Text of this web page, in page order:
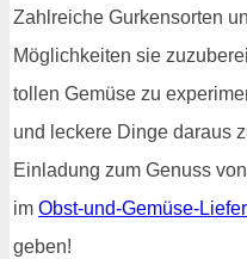
Zahlreiche Gurkensorten
Möglichkeiten sie
tollen Gemüse zu
und leckere Dinge daraus
Einladung zum Genuss
im Obst-und-Gemüse-
geben!